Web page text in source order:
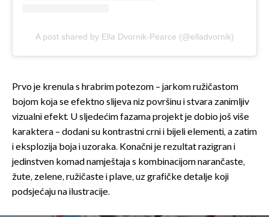
A post shared by Ella Dvornik-Pearce (@elladvornik)
Prvo je krenula s hrabrim potezom – jarkom ružičastom
bojom koja se efektno slijeva niz površinu i stvara zanimljiv
vizualni efekt. U sljedećim fazama projekt je dobio još više
karaktera – dodani su kontrastni crni i bijeli elementi, a zatim
i eksplozija boja i uzoraka. Konačni je rezultat razigran i
jedinstven komad namještaja s kombinacijom narančaste,
žute, zelene, ružičaste i plave, uz grafičke detalje koji
podsjećaju na ilustracije.